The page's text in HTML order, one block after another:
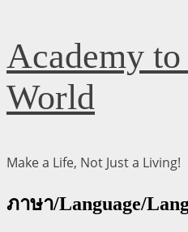
Skip
to
content
Academy
World
Make a Life, Not Just a Living!
ภาษา/Language/